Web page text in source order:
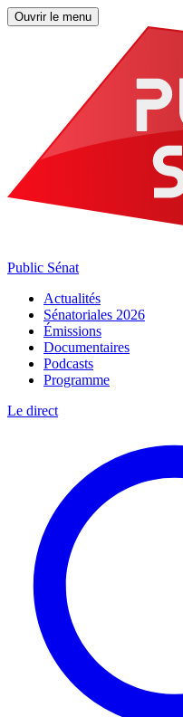
Ouvrir le menu
Public Sénat
Actualités
Sénatoriales 2026
Émissions
Documentaires
Podcasts
Programme
Le direct